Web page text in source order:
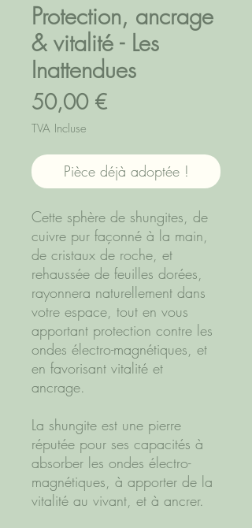
Protection, ancrage
& vitalité - Les
Inattendues
50,00 €Prix
TVA Incluse
Pièce déjà adoptée !
Cette sphère de shungites, de
cuivre pur façonné à la main,
de cristaux de roche, et
rehaussée de feuilles dorées,
rayonnera naturellement dans
votre espace, tout en vous
apportant protection contre les
ondes électro-magnétiques, et
en favorisant vitalité et
ancrage.
La shungite est une pierre
réputée pour ses capacités à
absorber les ondes électro-
magnétiques, à apporter de la
vitalité au vivant, et à ancrer.